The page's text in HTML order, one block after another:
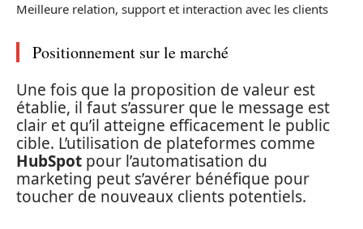
Meilleure relation, support et interaction avec les clients
Positionnement sur le marché
Une fois que la proposition de valeur est
établie, il faut s’assurer que le message est
clair et qu’il atteigne efficacement le public
cible. L’utilisation de plateformes comme
HubSpot pour l’automatisation du
marketing peut s’avérer bénéfique pour
toucher de nouveaux clients potentiels.